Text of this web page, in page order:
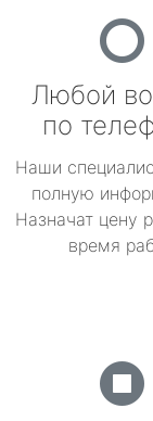
Любой
по
Наши
полную
Назначат цену
время